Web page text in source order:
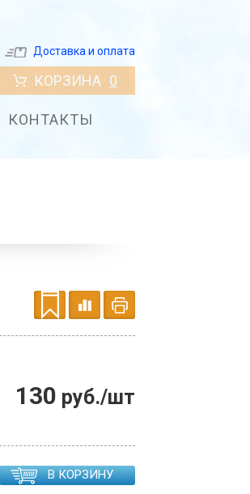
Доставка и оплата
КОРЗИНА 0
КОНТАКТЫ
130 руб./шт
В КОРЗИНУ